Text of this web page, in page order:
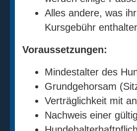
Alles andere, was
Kursgebühr
Voraussetzungen:
Mindestalter des
Grundgehorsam
Verträglichkeit mit
Nachweis einer